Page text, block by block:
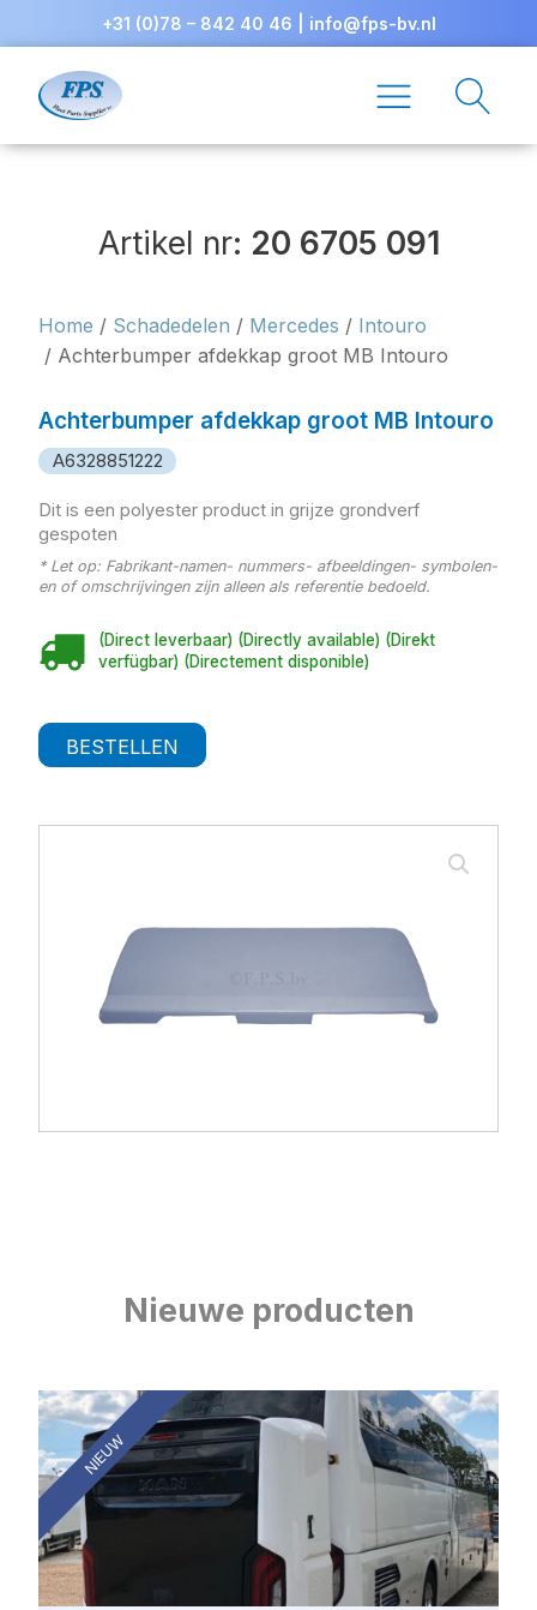
+31 (0)78 – 842 40 46 info@fps-bv.nl
Artikel nr: 20 6705 091
Home / Schadedelen / Mercedes / Intouro
/ Achterbumper afdekkap groot MB Intouro
Achterbumper afdekkap groot MB Intouro
A6328851222
Dit is een polyester product in grijze grondverf
gespoten
* Let op: Fabrikant-namen- nummers- afbeeldingen- symbolen-
en of omschrijvingen zijn alleen als referentie bedoeld.
(Direct leverbaar) (Directly available) (Direkt
verfügbar) (Directement disponible)
BESTELLEN
Nieuwe producten
NIEUW